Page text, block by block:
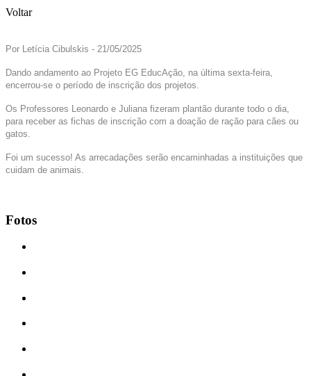
Voltar
Por Letícia Cibulskis - 21/05/2025
Dando andamento ao Projeto EG EducAção, na última sexta-feira,
encerrou-se o período de inscrição dos projetos.
Os Professores Leonardo e Juliana fizeram plantão durante todo o dia,
para receber as fichas de inscrição com a doação de ração para cães ou
gatos.
Foi um sucesso! As arrecadações serão encaminhadas a instituições que
cuidam de animais.
Fotos